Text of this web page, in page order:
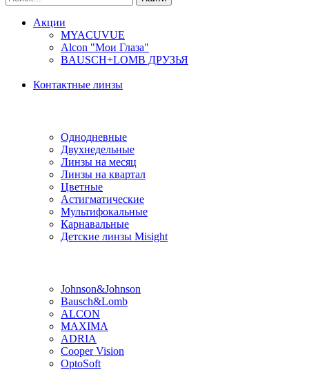
Акции
MYACUVUE
Alcon "Мои Глаза"
BAUSCH+LOMB ДРУЗЬЯ
Контактные линзы
Однодневные
Двухнедельные
Линзы на месяц
Линзы на квартал
Цветные
Астигматические
Мультифокальные
Карнавальные
Детские линзы Misight
Johnson&Johnson
Bausch&Lomb
ALCON
MAXIMA
ADRIA
Cooper Vision
OptoSoft